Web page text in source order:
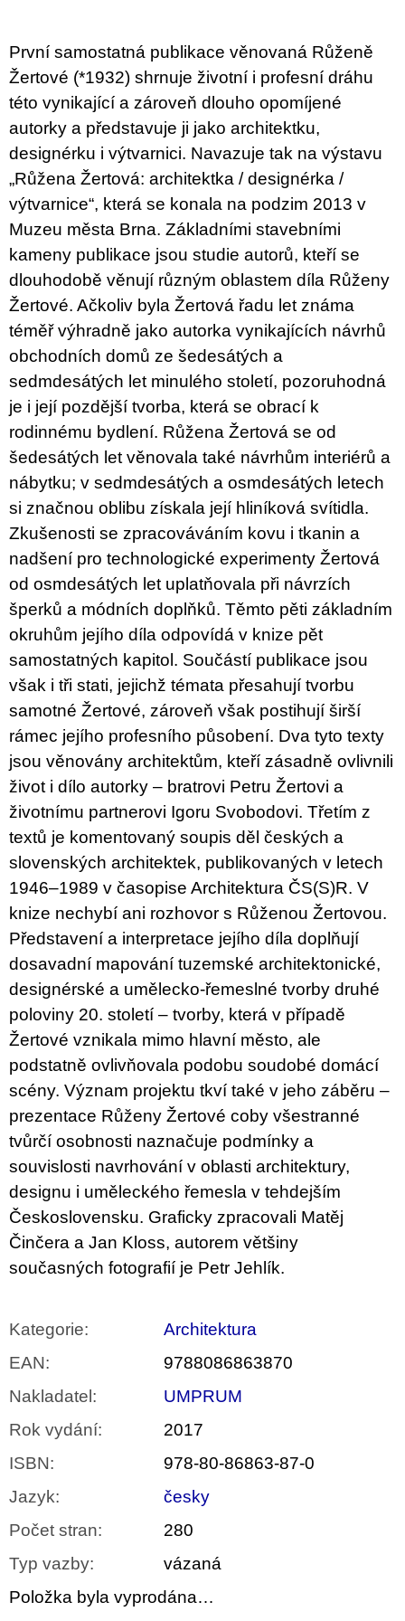
První samostatná publikace věnovaná Růženě
Žertové (*1932) shrnuje životní i profesní dráhu
této vynikající a zároveň dlouho opomíjené
autorky a představuje ji jako architektku,
designérku i výtvarnici. Navazuje tak na výstavu
„Růžena Žertová: architektka / designérka /
výtvarnice“, která se konala na podzim 2013 v
Muzeu města Brna. Základními stavebními
kameny publikace jsou studie autorů, kteří se
dlouhodobě věnují různým oblastem díla Růženy
Žertové. Ačkoliv byla Žertová řadu let známa
téměř výhradně jako autorka vynikajících návrhů
obchodních domů ze šedesátých a
sedmdesátých let minulého století, pozoruhodná
je i její pozdější tvorba, která se obrací k
rodinnému bydlení. Růžena Žertová se od
šedesátých let věnovala také návrhům interiérů a
nábytku; v sedmdesátých a osmdesátých letech
si značnou oblibu získala její hliníková svítidla.
Zkušenosti se zpracováváním kovu i tkanin a
nadšení pro technologické experimenty Žertová
od osmdesátých let uplatňovala při návrzích
šperků a módních doplňků. Těmto pěti základním
okruhům jejího díla odpovídá v knize pět
samostatných kapitol. Součástí publikace jsou
však i tři stati, jejichž témata přesahují tvorbu
samotné Žertové, zároveň však postihují širší
rámec jejího profesního působení. Dva tyto texty
jsou věnovány architektům, kteří zásadně ovlivnili
život i dílo autorky – bratrovi Petru Žertovi a
životnímu partnerovi Igoru Svobodovi. Třetím z
textů je komentovaný soupis děl českých a
slovenských architektek, publikovaných v letech
1946–1989 v časopise Architektura ČS(S)R. V
knize nechybí ani rozhovor s Růženou Žertovou.
Představení a interpretace jejího díla doplňují
dosavadní mapování tuzemské architektonické,
designérské a umělecko-řemeslné tvorby druhé
poloviny 20. století – tvorby, která v případě
Žertové vznikala mimo hlavní město, ale
podstatně ovlivňovala podobu soudobé domácí
scény. Význam projektu tkví také v jeho záběru –
prezentace Růženy Žertové coby všestranné
tvůrčí osobnosti naznačuje podmínky a
souvislosti navrhování v oblasti architektury,
designu i uměleckého řemesla v tehdejším
Československu. Graficky zpracovali Matěj
Činčera a Jan Kloss, autorem většiny
současných fotografií je Petr Jehlík.
Kategorie:
Architektura
EAN:
9788086863870
Nakladatel :
UMPRUM
Rok vydání:
2017
ISBN:
978-80-86863-87-0
Jazyk:
česky
Počet stran:
280
Typ vazby:
vázaná
Položka byla vyprodána…
m
e
ARTMAT
KRABIČKA
ARTMAT
KRABIČKA
200
Kč